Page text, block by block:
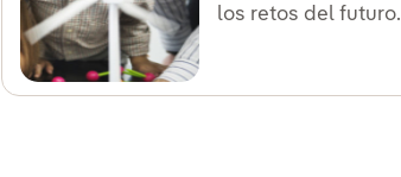
los retos del futuro.